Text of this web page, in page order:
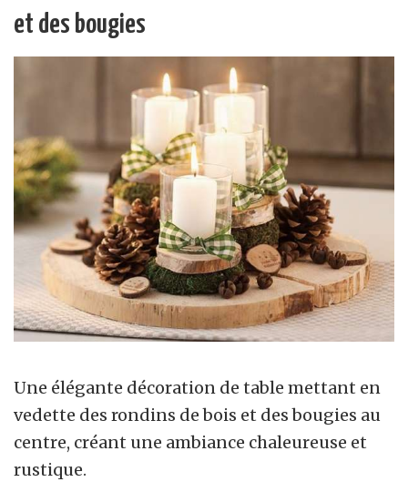
et des bougies
Une élégante décoration de table mettant en
vedette des rondins de bois et des bougies au
centre, créant une ambiance chaleureuse et
rustique.